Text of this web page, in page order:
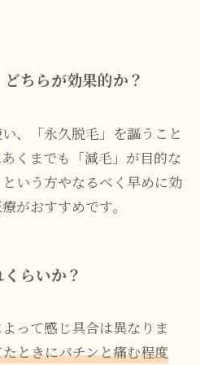
ちらが効果的か？
、「永久脱毛」を謳うこと
くまでも「減毛」が目的な
いう方やなるべく早めに効
がおすすめです。
らいか？
って感じ具合は異なりま
ときにパチンと痛む程度